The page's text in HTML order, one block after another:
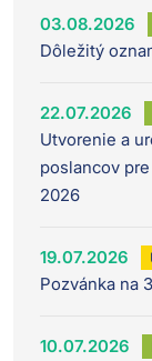
03.08.2026
Dôležitý
22.07.2026
Utvorenie a
poslancov
2026
19.07.2026
Pozvánka na
10.07.2026